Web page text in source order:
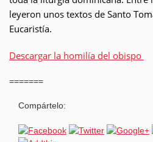
leyeron unos textos de Santo
Eucaristía.
Descargar la homilía del obispo
=======
Compártelo: